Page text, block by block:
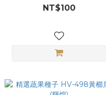
NT$100